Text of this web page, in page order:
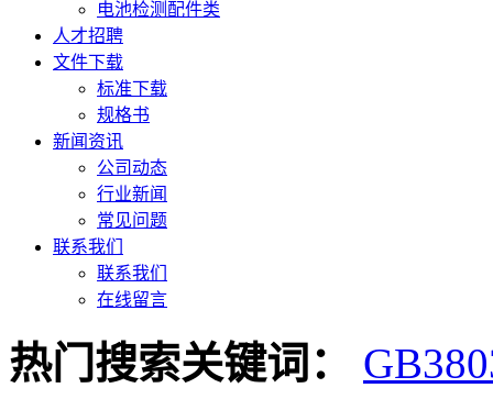
电池检测配件类
人才招聘
文件下载
标准下载
规格书
新闻资讯
公司动态
行业新闻
常见问题
联系我们
联系我们
在线留言
热门搜索关键词：